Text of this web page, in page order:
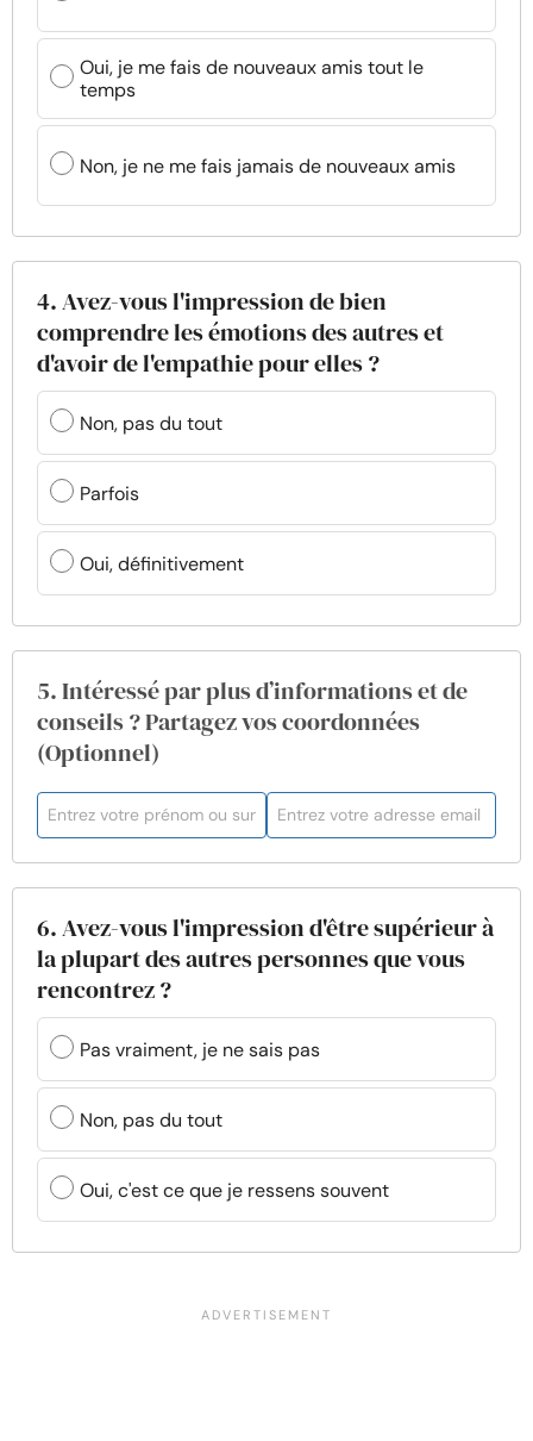
Oui, je me fais de nouveaux amis tout le
temps
Non, je ne me fais jamais de nouveaux amis
4. Avez-vous l'impression de bien
comprendre les émotions des autres et
d'avoir de l'empathie pour elles ?
Non, pas du tout
Parfois
Oui, définitivement
5. Intéressé par plus d’informations et de
conseils ? Partagez vos coordonnées
(Optionnel)
6. Avez-vous l'impression d'être supérieur à
la plupart des autres personnes que vous
rencontrez ?
Pas vraiment, je ne sais pas
Non, pas du tout
Oui, c'est ce que je ressens souvent